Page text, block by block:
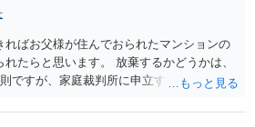
ればお父様が住んでおられたマンションの
たらと思います。 放棄するかどうかは、
ですが、家庭裁判所に申立すれば3カ月の
とができます。 銀行やサラ金が数年も放置